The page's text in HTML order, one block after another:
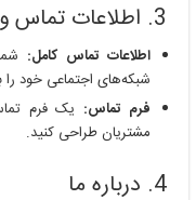
3. اطلاعات تماس واضح
اطلاعات تماس کامل:
شبکه‌های اجتماعی خود
فرم تماس: یک فرم
مشتریان طراحی کنید.
4. درباره ما